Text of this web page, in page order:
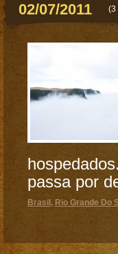
02/07/2011 (3
passa por
Brasil , Rio Grande Do